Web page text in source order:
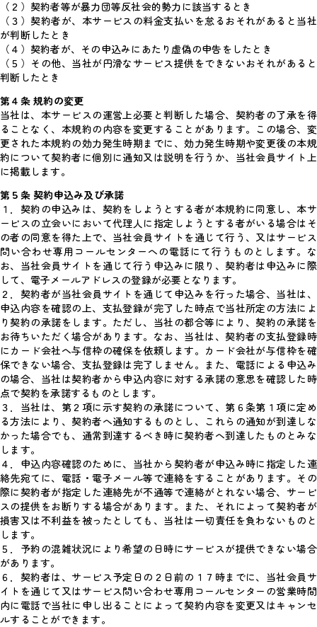
（２）契約者等が暴力団等反社会的勢力に該当するとき
（３）契約者が、本サービスの料金支払いを怠るおそれがあると当社
が判断したとき
（４）契約者が、その申込みにあたり虚偽の申告をしたとき
（５）その他、当社が円滑なサービス提供をできないおそれがあると
判断したとき
第４条 規約の変更
当社は、本サービスの運営上必要と判断した場合、契約者の了承を得
ることなく、本規約の内容を変更することがあります。この場合、変
更された本規約の効力発生時期までに、効力発生時期や変更後の本規
約について契約者に個別に通知又は説明を行うか、当社会員サイト上
に掲載します。
第５条 契約申込み及び承諾
１．契約の申込みは、契約をしようとする者が本規約に同意し、本サ
ービスの立会いにおいて代理人に指定しようとする者がいる場合はそ
の者の同意を得た上で、当社会員サイトを通じて行う、又はサービス
問い合わせ専用コールセンターへの電話にて行うものとします。な
お、当社会員サイトを通じて行う申込みに限り、契約者は申込みに際
して、電子メールアドレスの登録が必要となります。
２．契約者が当社会員サイトを通じて申込みを行った場合、当社は、
申込内容を確認の上、支払登録が完了した時点で当社所定の方法によ
り契約の承諾をします。ただし、当社の都合等により、契約の承諾を
お待ちいただく場合があります。なお、当社は、契約者の支払登録時
にカード会社へ与信枠の確保を依頼します。カード会社が与信枠を確
保できない場合、支払登録は完了しません。また、電話による申込み
の場合、当社は契約者から申込内容に対する承諾の意思を確認した時
点で契約を承諾するものとします。
３．当社は、第２項に示す契約の承諾について、第６条第１項に定め
る方法により、契約者へ通知するものとし、これらの通知が到達しな
かった場合でも、通常到達するべき時に契約者へ到達したものとみな
します。
４．申込内容確認のために、当社から契約者が申込み時に指定した連
絡先宛てに、電話・電子メール等で連絡をすることがあります。その
際に契約者が指定した連絡先が不通等で連絡がとれない場合、サービ
スの提供をお断りする場合があります。また、それによって契約者が
損害又は不利益を被ったとしても、当社は一切責任を負わないものと
します。
５．予約の混雑状況により希望の日時にサービスが提供できない場合
があります。
６．契約者は、サービス予定日の２日前の１７時までに、当社会員サ
イトを通じて又はサービス問い合わせ専用コールセンターの営業時間
内に電話で当社に申し出ることによって契約内容を変更又はキャンセ
ルすることができます。